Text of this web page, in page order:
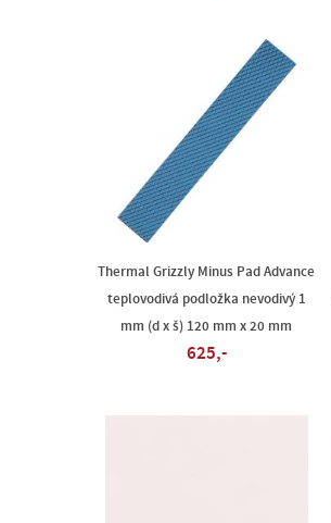
Thermal Grizzly Minus Pad Advance
teplovodivá podložka nevodivý 1
mm (d x š) 120 mm x 20 mm
625,-